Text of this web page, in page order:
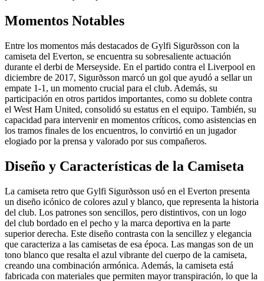
Momentos Notables
Entre los momentos más destacados de Gylfi Sigurðsson con la
camiseta del Everton, se encuentra su sobresaliente actuación
durante el derbi de Merseyside. En el partido contra el Liverpool en
diciembre de 2017, Sigurðsson marcó un gol que ayudó a sellar un
empate 1-1, un momento crucial para el club. Además, su
participación en otros partidos importantes, como su doblete contra
el West Ham United, consolidó su estatus en el equipo. También, su
capacidad para intervenir en momentos críticos, como asistencias en
los tramos finales de los encuentros, lo convirtió en un jugador
elogiado por la prensa y valorado por sus compañeros.
Diseño y Características de la Camiseta
La camiseta retro que Gylfi Sigurðsson usó en el Everton presenta
un diseño icónico de colores azul y blanco, que representa la historia
del club. Los patrones son sencillos, pero distintivos, con un logo
del club bordado en el pecho y la marca deportiva en la parte
superior derecha. Este diseño contrasta con la sencillez y elegancia
que caracteriza a las camisetas de esa época. Las mangas son de un
tono blanco que resalta el azul vibrante del cuerpo de la camiseta,
creando una combinación armónica. Además, la camiseta está
fabricada con materiales que permiten mayor transpiración, lo que la